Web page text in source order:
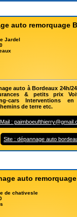
auto remorquage
Jardel
auto à Bordeaux 24h/
& petits prix
cars Interventions en
de terre etc.
Mail :
Site : dépannage auto
auto
de chativesle